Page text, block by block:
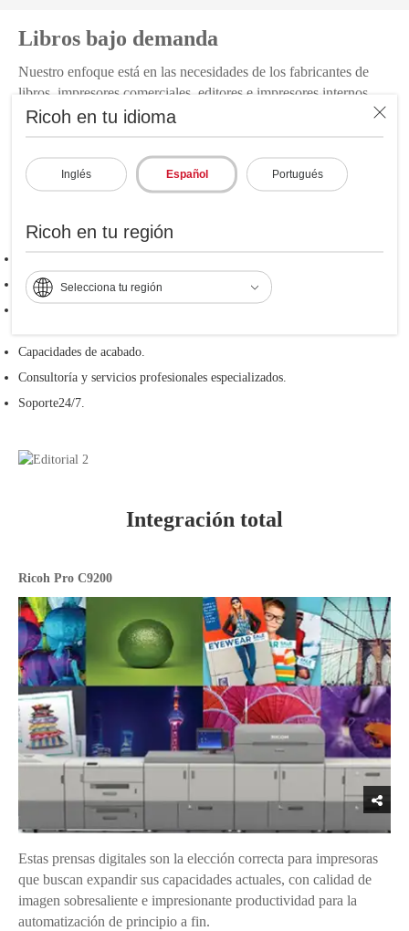
Ricoh en tu idioma
Inglés Español Portugués
Ricoh en tu región
Selecciona tu región
Libros bajo demanda
Nuestro enfoque está en las necesidades de los fabricantes de
libros, impresores comerciales, editores e impresores internos
qué quieren obtener una solución escalable que les ayude a
asumir los trabajos más exigentes mientras ofrecen resultados de
calidad en todo momento.
Con nuestra solución de libros bajo demanda (Book On
proceso casi de manos libres. La misma incluye:
Software para gestión de activos digitales.
Capacidades de acabado.
Consultoría y servicios profesionales especializados.
Soporte24/7.
Integración total
Ricoh Pro C9200
Estas prensas digitales son la elección correcta para impresoras
que buscan expandir sus capacidades actuales, con calidad de
imagen sobresaliente e impresionante productividad para la
automatización de principio a fin.